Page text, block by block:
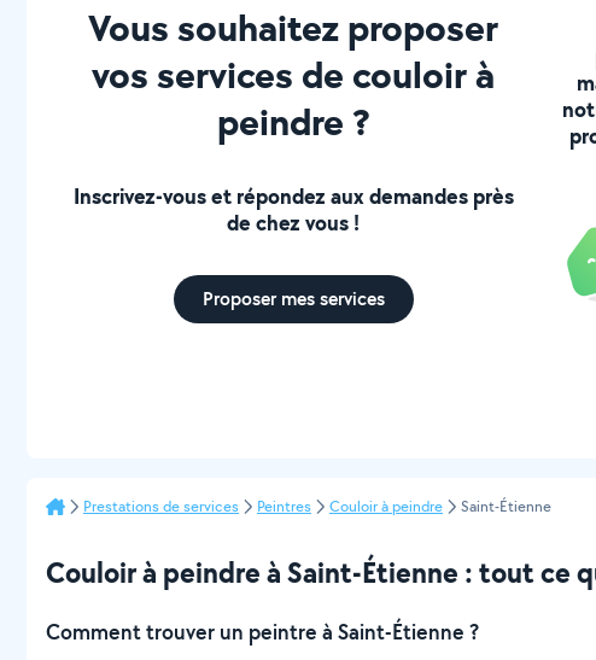
Vous souhaitez proposer
vos services de couloir à
peindre ?
Inscrivez-vous et répondez aux demandes près
de chez vous !
Proposer mes services
Prestations de services Peintres Couloir à peindre Saint-Étienne
Couloir à peindre à Saint-Étienne : tout ce
Comment trouver un peintre à Saint-Étienne ?